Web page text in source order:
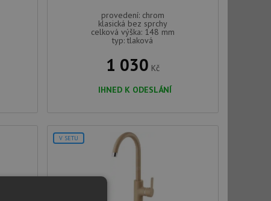
provedení: chrom
klasická bez sprchy
celková výška: 148 mm
typ: tlaková
1 030 Kč
IHNED K ODESLÁNÍ
V SETU